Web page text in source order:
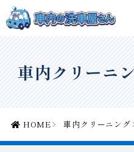
車内クリーニ
HOME 車内クリーニング